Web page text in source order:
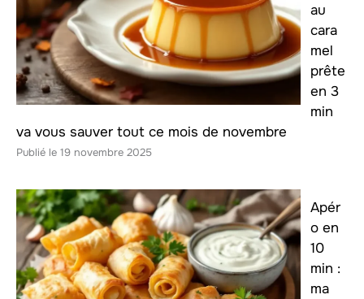
au
cara
mel
prête
en 3
min
va vous sauver tout ce mois de novembre
19 novembre 2025
Apér
o en
10
min :
ma